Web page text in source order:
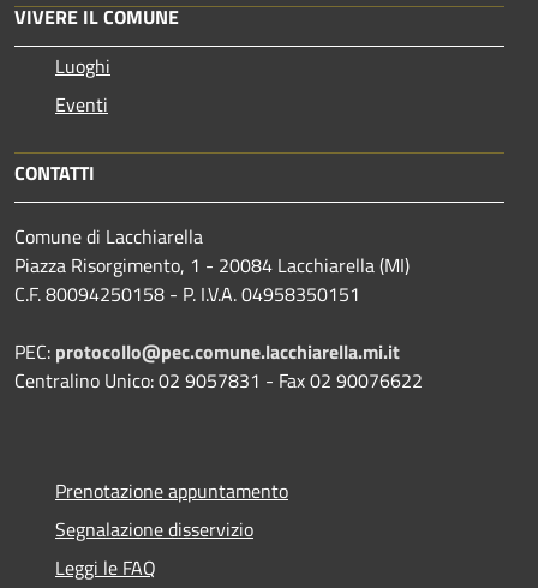
VIVERE IL COMUNE
Luoghi
Eventi
CONTATTI
Comune di Lacchiarella
Piazza Risorgimento, 1 - 20084 Lacchiarella (MI)
C.F. 80094250158 - P. I.V.A. 04958350151
PEC: protocollo@pec.comune.lacchiarella.mi.it
Centralino Unico: 02 9057831 - Fax 02 90076622
Prenotazione appuntamento
Segnalazione disservizio
Leggi le FAQ